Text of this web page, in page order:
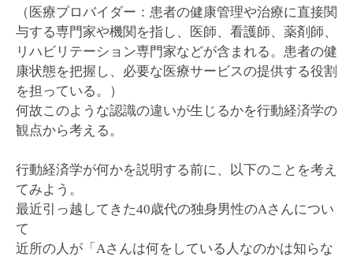
（医療プロバイダー：患者の健康管理や治療に直接関
与する専門家や機関を指し、医師、看護師、薬剤師、
リハビリテーション専門家などが含まれる。患者の健
康状態を把握し、必要な医療サービスの提供する役割
を担っている。）
何故このような認識の違いが生じるかを行動経済学の
観点から考える。
行動経済学が何かを説明する前に、以下のことを考え
てみよう。
最近引っ越してきた40歳代の独身男性のAさんについ
て
近所の人が「Aさんは何をしている人なのかは知らな